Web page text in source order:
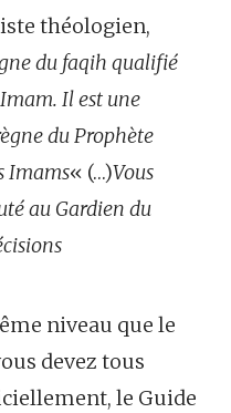
théologien,
du faqih qualifié
Il est une
du Prophète
Imams« (…)Vous
au Gardien du
niveau que le
devez tous
le Guide